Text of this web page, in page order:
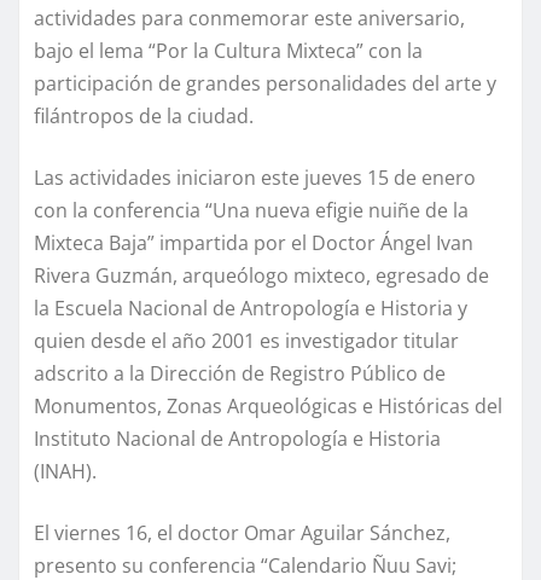
actividades para conmemorar este aniversario,
bajo el lema “Por la Cultura Mixteca” con la
participación de grandes personalidades del arte y
filántropos de la ciudad.
Las actividades iniciaron este jueves 15 de enero
con la conferencia “Una nueva efigie nuiñe de la
Mixteca Baja” impartida por el Doctor Ángel Ivan
Rivera Guzmán, arqueólogo mixteco, egresado de
la Escuela Nacional de Antropología e Historia y
quien desde el año 2001 es investigador titular
adscrito a la Dirección de Registro Público de
Monumentos, Zonas Arqueológicas e Históricas del
Instituto Nacional de Antropología e Historia
(INAH).
El viernes 16, el doctor Omar Aguilar Sánchez,
presento su conferencia “Calendario Ñuu Savi;